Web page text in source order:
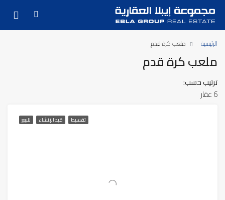
الرئيسية ملعب كرة قدم
ملعب كرة قدم
6 عقار
ترتيب حسب:
تقسيط قيد الإنشاء للبيع